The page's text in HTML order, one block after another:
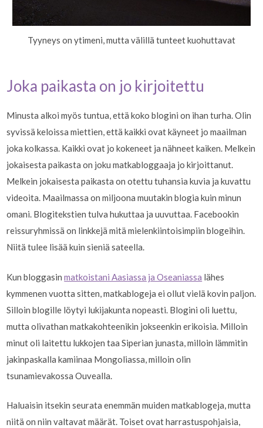
Tyyneys on ytimeni, mutta välillä tunteet kuohuttavat
Joka paikasta on jo kirjoitettu
Minusta alkoi myös tuntua, että koko blogini on ihan turha. Olin
syvissä keloissa miettien, ettäkaikki ovat käyneet jo maailman
joka kolkassa. Kaikki ovat jo kokeneet ja nähneet kaiken. Melkein
jokaisesta paikasta on joku matkabloggaaja jo kirjoittanut.
Melkein jokaisesta paikasta on otettu tuhansia kuvia ja kuvattu
videoita. Maailmassa on miljoona muutakin blogia kuin minun
omani. Blogitekstien tulva hukuttaa ja uuvuttaa. Facebookin
reissuryhmissä on linkkejä mitä mielenkiintoisimpiin blogeihin.
Niitä tulee lisää kuin sieniä sateella.
Kun bloggasinmatkoistani Aasiassa ja Oseaniassa lähes
kymmenen vuotta sitten, matkablogeja ei ollut vielä kovin paljon.
Silloin blogille löytyi lukijakunta nopeasti. Blogini oli luettu,
mutta olivathan matkakohteenikin jokseenkin erikoisia. Milloin
minut oli laitettu lukkojen taa Siperian junasta, milloin lämmitin
jakinpaskalla kamiinaa Mongoliassa, milloin olin
tsunamievakossa Ouvealla.
Haluaisin itsekin seurata enemmän muiden matkablogeja, mutta
niitä on niin valtavat määrät. Toiset ovat harrastuspohjaisia,